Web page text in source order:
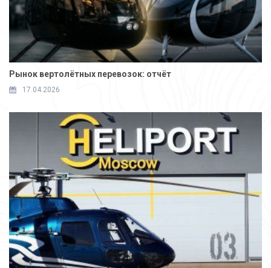
Рынок вертолётных перевозок: отчёт
17.04.2026